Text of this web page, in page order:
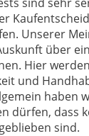
Unserer
über
Hier
und
haben
dürfen, dass
sind.